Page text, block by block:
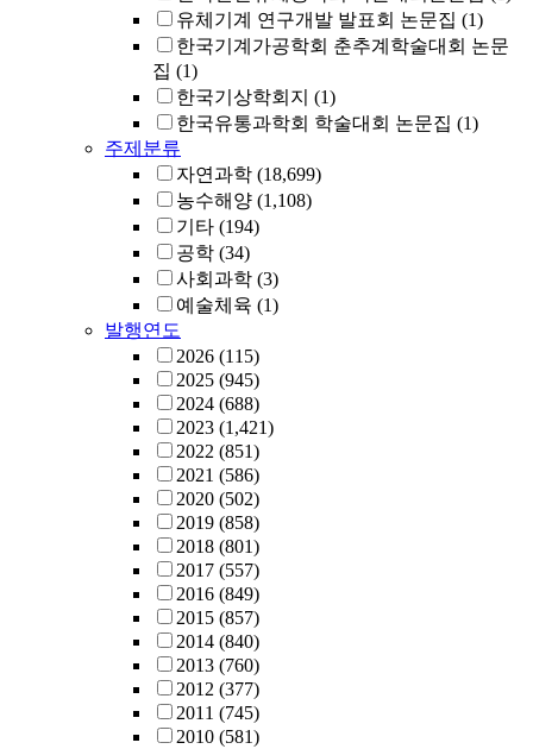
유체기계 연구개발 발표회 논문집 (1)
한국기계가공학회 춘추계학술대회 논문
집 (1)
한국기상학회지 (1)
한국유통과학회 학술대회 논문집 (1)
주제분류
자연과학 (18,699)
농수해양 (1,108)
기타 (194)
공학 (34)
사회과학 (3)
예술체육 (1)
발행연도
2026 (115)
2025 (945)
2024 (688)
2023 (1,421)
2022 (851)
2021 (586)
2020 (502)
2019 (858)
2018 (801)
2017 (557)
2016 (849)
2015 (857)
2014 (840)
2013 (760)
2012 (377)
2011 (745)
2010 (581)